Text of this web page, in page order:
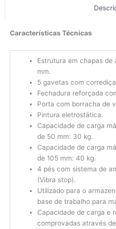
Características Técnicas
Estrutura em chapas de
mm.
5 gavetas com
Fechadura reforçada
Porta com borracha de
Pintura eletrostática.
Capacidade de carga
de 50 mm: 30 kg.
Capacidade de carga
de 105 mm: 40 kg.
4 pés com sistema de
(Vibra stop).
Utilizado para o
base de trabalho para
Capacidade de carga e
comprovadas através